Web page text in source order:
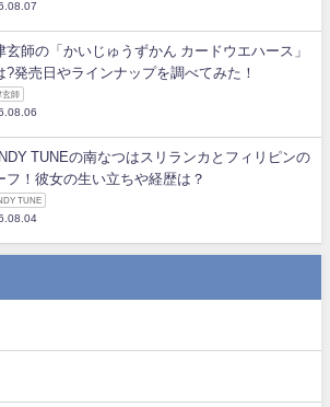
玄師の「かいじゅうずかん カードウエハース」
?発売日やラインナップを調べてみた！
玄師
TUNEの南なつはスリランカとフィリピンの
フ！彼女の生い立ちや経歴は？
TUNE